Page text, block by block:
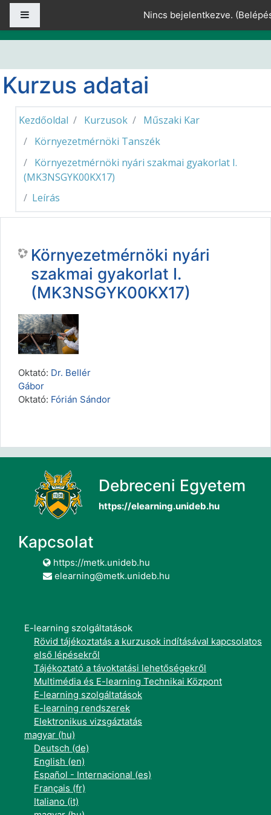
Tovább a fő tartalomhoz
Nincs bejelentkezve. (
Kurzus adatai
Kezdőoldal Kurzusok
Műszaki Kar
Környezetmérnöki Tanszék
Környezetmérnöki nyári szakmai gyakorlat I.
(MK3NSGYK00KX17)
Leírás
Környezetmérnöki nyári
szakmai gyakorlat I.
(MK3NSGYK00KX17)
Oktató: Dr. Bellér
Gábor
Oktató: Fórián Sándor
Debreceni Egyetem
https://elearning.unideb.hu
Kapcsolat
https://metk.unideb.hu
elearning@metk.unideb.hu
E-learning szolgáltatások
Rövid tájékoztatás a kurzusok indításával kapcsolatos
első lépésekről
Tájékoztató a távoktatási lehetőségekről
Multimédia és E-learning Technikai Központ
E-learning szolgáltatások
E-learning rendszerek
Elektronikus vizsgáztatás
magyar ‎(hu)‎
Deutsch ‎(de)‎
English ‎(en)‎
Español - Internacional ‎(es)‎
Français ‎(fr)‎
Italiano ‎(it)‎